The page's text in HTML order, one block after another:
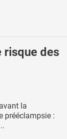
risque des
la
prééclampsie :